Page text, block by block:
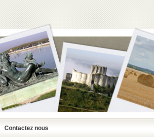
Contactez nous